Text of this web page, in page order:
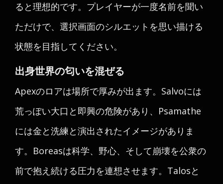
ると理想的です。プレイヤーが一度名前を聞い
ただけで、選択画面のシルエットを思い描ける
状態を目指してください。
出身世界の匂いを混ぜる
Apexのロアは場所で厚みが出ます。Salvoには
荒っぽい大口と即興の危険があり、Psamathe
には金と洗練と演出されたイメージがありま
す。Boreasは科学、野心、そして崩壊を公衆の
前で抱え続ける圧力を連想させます。Talosと